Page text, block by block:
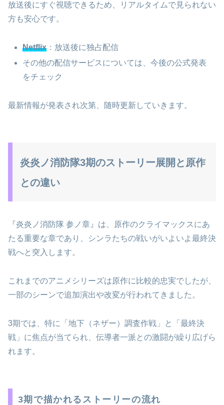
放送後にすぐ視聴できるため、リアルタイムで見られない
方も安心です。
Netflix ：放送後に独占配信
その他の配信サービスについては、今後の公式発表
をチェック
最新情報が発表され次第、随時更新していきます。
炎炎ノ消防隊3期のストーリー展開と原作
との違い
『炎炎ノ消防隊 参ノ章』は、原作のクライマックスにあ
たる重要な章であり、シンラたちの戦いがいよいよ最終決
戦へと突入します。
これまでのアニメシリーズは原作に比較的忠実でしたが、
一部のシーンで追加演出や改変が行われてきました。
3期では、特に「地下（ネザー）調査作戦」と「最終決
戦」に焦点が当てられ、伝導者一派との激闘が繰り広げら
れます。
3期で描かれるストーリーの流れ